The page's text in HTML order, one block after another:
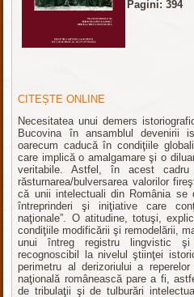
Pagini: 394
CITEȘTE ONLINE
Necesitatea unui demers
Bucovina în ansamblul devenirii
oarecum caducă în condiţiile
care implică o amalgamare şi o
veritabile. Astfel, în acest cadru
răsturnarea/bulversarea valorilor
că unii intelectuali din România se
întreprinderi şi iniţiative care
naţionale”. O atitudine, totuşi,
condiţiile modificării şi remodelării,
unui întreg registru lingvistic
recognoscibil la nivelul ştiinţei
perimetru al derizoriului a
naţională românească pare a fi,
de tribulaţii şi de tulburări